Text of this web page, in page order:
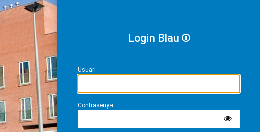
Login Blau
Usuari
Contrasenya